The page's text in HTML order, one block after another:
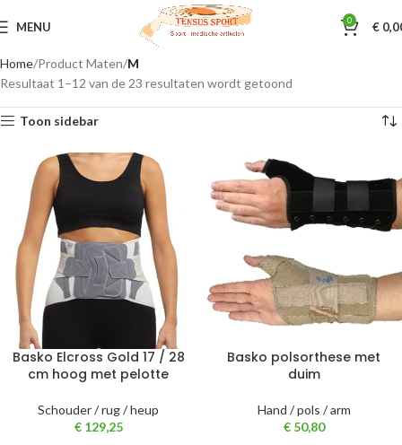
MENU 0 €
Home Product Maten M
Resultaat 1–12 van de 23 resultaten wordt getoond
Toon sidebar
Basko Elcross Gold 17 / 28
cm hoog met pelotte
Schouder / rug / heup
€129,25
Basko polsorthese met
duim
Hand / pols / arm
€50,80